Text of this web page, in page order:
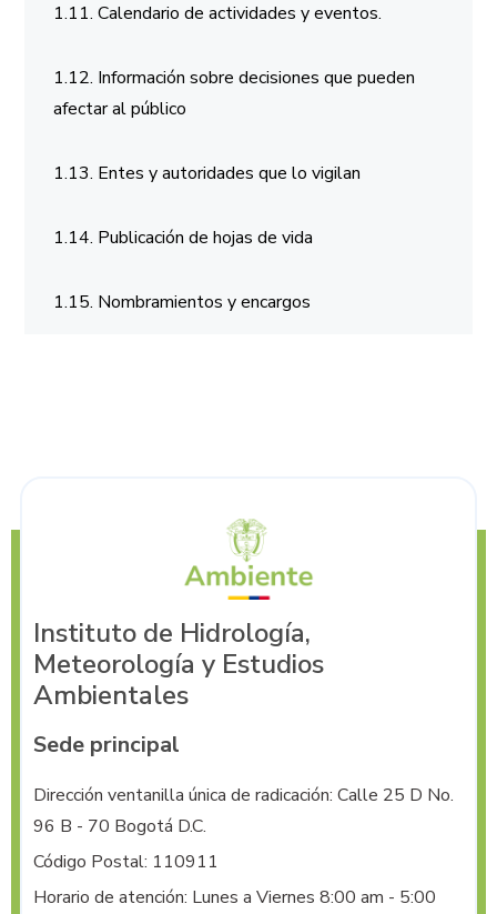
1.11. Calendario de actividades y eventos.
1.12. Información sobre decisiones que pueden
afectar al público
1.13. Entes y autoridades que lo vigilan
1.14. Publicación de hojas de vida
1.15. Nombramientos y encargos
Instituto de Hidrología,
Meteorología y Estudios
Ambientales
Sede principal
Dirección ventanilla única de radicación: Calle 25 D No.
96 B - 70 Bogotá D.C.
Código Postal: 110911
Horario de atención: Lunes a Viernes 8:00 am - 5:00